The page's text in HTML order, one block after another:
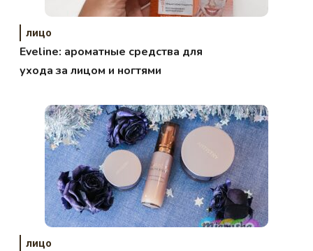
лицо
Eveline: ароматные средства для
ухода за лицом и ногтями
лицо